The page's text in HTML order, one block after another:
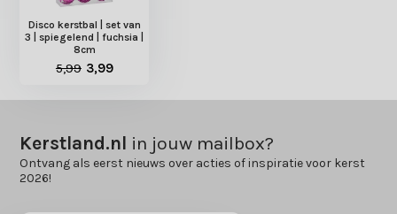
Disco kerstbal | set van
3 | spiegelend | fuchsia |
8cm
5,99 3,99
Kerstland.nl in jouw mailbox?
Ontvang als eerst nieuws over acties of inspiratie voor kerst
2026!